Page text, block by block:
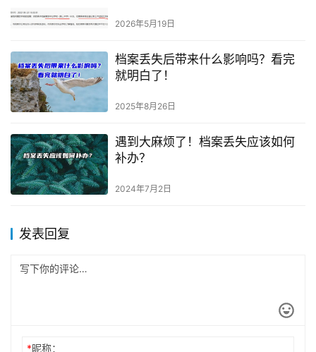
2026年5月19日
档案丢失后带来什么影响吗？看完
就明白了！
2025年8月26日
遇到大麻烦了！档案丢失应该如何
补办？
2024年7月2日
发表回复
*昵称：